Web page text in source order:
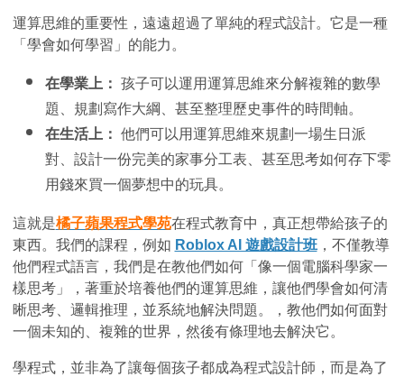
運算思維的重要性，遠遠超過了單純的程式設計。它是一種
「學會如何學習」的能力。
在學業上： 孩子可以運用運算思維來分解複雜的數學
題、規劃寫作大綱、甚至整理歷史事件的時間軸。
在生活上： 他們可以用運算思維來規劃一場生日派
對、設計一份完美的家事分工表、甚至思考如何存下零
用錢來買一個夢想中的玩具。
這就是橘子蘋果程式學苑在程式教育中，真正想帶給孩子的
東西。我們的課程，例如 Roblox AI 遊戲設計班，不僅教導
他們程式語言，我們是在教他們如何「像一個電腦科學家一
樣思考」，著重於培養他們的運算思維，讓他們學會如何清
晰思考、邏輯推理，並系統地解決問題。，教他們如何面對
一個未知的、複雜的世界，然後有條理地去解決它。
學程式，並非為了讓每個孩子都成為程式設計師，而是為了